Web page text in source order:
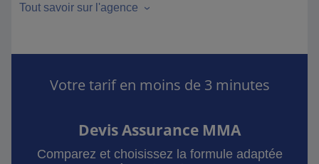
Tout savoir sur l'agence
Votre tarif en moins de 3 minutes
Devis Assurance MMA
Comparez et choisissez la formule adaptée